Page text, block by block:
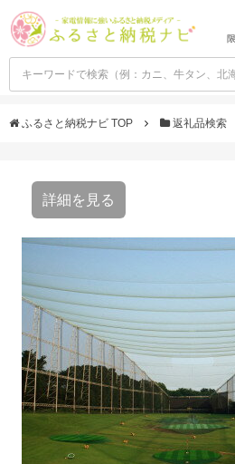
ふるさと納税ナビ TOP 返礼品検索
詳細を見る